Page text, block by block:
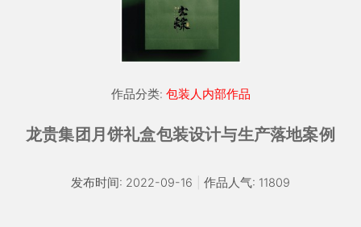
作品分类: 包装人内部作品
龙贵集团月饼礼盒包装设计与生产落地案例
发布时间: 2022-09-16 作品人气: 11809